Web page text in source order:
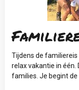
Tijdens de familiereis
relax vakantie in
families. Je begint de